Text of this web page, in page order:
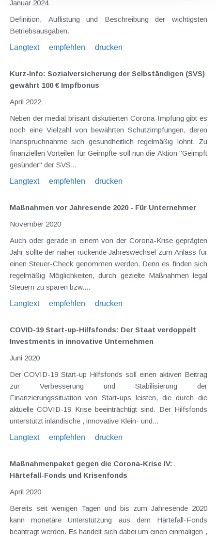
Januar 2024
Definition, Auflistung und Beschreibung der wichtigsten
Betriebsausgaben.
Langtext
empfehlen drucken
Kurz-Info: Sozialversicherung der Selbständigen (SVS)
gewährt 100 € Impfbonus
April 2022
Neben der medial brisant diskutierten Corona-Impfung gibt es
noch eine Vielzahl von bewährten Schutzimpfungen, deren
Inanspruchnahme sich gesundheitlich regelmäßig lohnt. Zu
finanziellen Vorteilen für Geimpfte soll nun die Aktion "Geimpft
gesünder" der SVS...
Langtext
empfehlen drucken
Maßnahmen vor Jahresende 2020 - Für Unternehmer
November 2020
Auch oder gerade in einem von der Corona-Krise geprägten
Jahr sollte der näher rückende Jahreswechsel zum Anlass für
einen Steuer-Check genommen werden. Denn es finden sich
regelmäßig Möglichkeiten, durch gezielte Maßnahmen legal
Steuern zu sparen bzw....
Langtext
empfehlen drucken
COVID-19 Start-up-Hilfsfonds: Der Staat verdoppelt
Investments in innovative Unternehmen
Juni 2020
Der COVID-19 Start-up Hilfsfonds soll einen aktiven Beitrag
zur Verbesserung und Stabilisierung der
Finanzierungssituation von Start-ups leisten, die durch die
aktuelle COVID-19 Krise beeinträchtigt sind. Der Hilfsfonds
unterstützt inländische , innovative Klein- und...
Langtext
empfehlen drucken
Maßnahmenpaket gegen die Corona-Krise IV:
Härtefall-Fonds und Krisenfonds
April 2020
Bereits seit wenigen Tagen und bis zum Jahresende 2020
kann monetäre Unterstützung aus dem Härtefall-Fonds
beantragt werden. Es handelt sich dabei um einen einmaligen ,